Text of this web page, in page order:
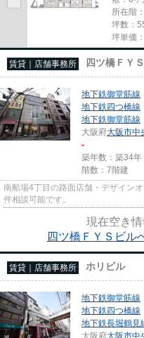
所在階
坪数：
坪単価：
賃貸｜店舗事務所 四ツ橋ＦＹ
地下鉄御堂筋線
地下鉄四つ橋線
地下鉄御堂筋線
大阪府大阪市中
-
築年数：築34年
階数：7階建
南船場4丁目の路面店舗・デザイン
件相談可能です。
現在空き情
四ツ橋ＦＹＳビル
賃貸｜店舗事務所 ホリビル
地下鉄御堂筋線
地下鉄四つ橋線
地下鉄長堀鶴見
大阪府大阪市中